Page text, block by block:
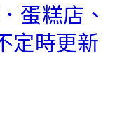
蛋糕店、
定時更新